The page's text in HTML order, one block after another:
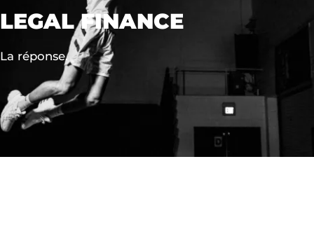
LEGAL FINANCE
La réponse.